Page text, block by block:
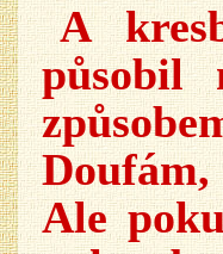
A
působil
Ale